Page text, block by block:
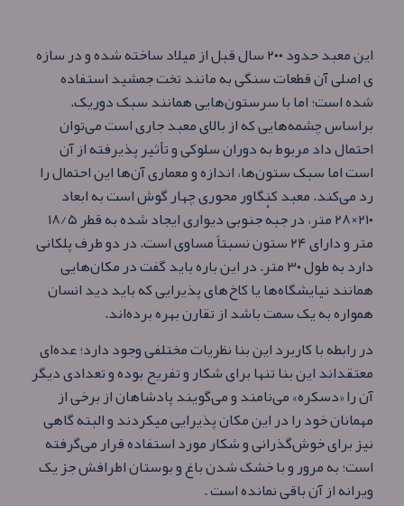
این معبد حدود ۲۰۰ سال قبل از میلاد ساخته شده و در سازه
ی اصلی آن قطعات سنگی به مانند تخت جمشید استفاده
شده‌ است؛ اما با سرستون‌هایی همانند سبک دوریک.
براساس چشمه‌هایی که از بالای معبد جاری است می‌توان
احتمال داد مربوط به دوران سلوکی و تأثیر پذیرفته از آن
است اما سبک ستون‌ها، اندازه و معماری آن‌ها این احتمال را
رد می‌کند. معبد کنگاور محوری چهار گوش است به ابعاد
۲۱۰×۲۸ متر، در جبهٔ جنوبی دیواری ایجاد شده به قطر ۱۸/۵
متر و دارای ۲۴ ستون نسبتاً مساوی است. در دو طرف پلکانی
دارد به طول ۳۰ متر. در این باره باید گفت در مکان‌هایی
همانند نیایشگاه‌ها یا کاخ‌های پذیرایی که باید دید انسان
همواره به یک سمت باشد از تقارن بهره برده‌اند.
در رابطه با کاربرد این بنا نظریات مختلفی وجود دارد؛ عده‌ای
معتقداند این بنا تنها برای شکار و تفریح بوده و تعدادی دیگر
آن را «دسکره» می‌نامند و می‌گویند پادشاهان از برخی از
مهمانان خود را در این مکان پذیرایی میکردند و البته گاهی
نیز برای خوش‌گذرانی و شکار مورد استفاده قرار می‌گرفته‌
است؛ به مرور و با خشک شدن باغ و بوستان اطرافش جز یک
ویرانه از آن‌ باقی نمانده‌ است .